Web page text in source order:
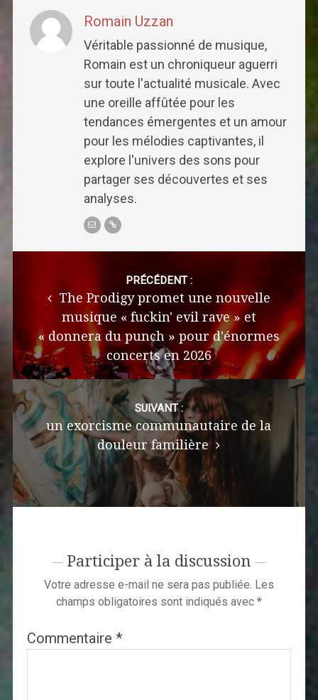
Romain Uzzan
Véritable passionné de musique,
Romain est un chroniqueur aguerri
sur toute l'actualité musicale. Avec
une oreille affûtée pour les
tendances émergentes et un amour
pour les mélodies captivantes, il
explore l'univers des sons pour
partager ses découvertes et ses
analyses.
PRÉCÉDENT :
The Prodigy promet une nouvelle
musique « fuckin' evil rave » et
« donnera du punch » pour d'énormes
concerts en 2026
SUIVANT :
un exorcisme communautaire de la
douleur familière
Participer à la discussion
Votre adresse e-mail ne sera pas publiée. Les
champs obligatoires sont indiqués avec *
Commentaire *